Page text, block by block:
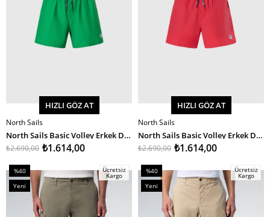
SEPETE EKLE
HIZLI GÖZ AT
North Sails
North Sails Basic Volley Erkek Deniz Şortu 36Cm
₺1.614,00
₺2.690,00
SEPETE EKLE
HIZLI GÖZ AT
North Sails
North Sails Basic Volley Erkek Deniz Şortu 36Cm
₺1.614,00
₺2.690,00
%40
İndirim
%40İndirim
Yeni
Ücretsiz
Kargo
%40
İndirim
%40İndirim
Yeni
Ücretsiz
Kargo